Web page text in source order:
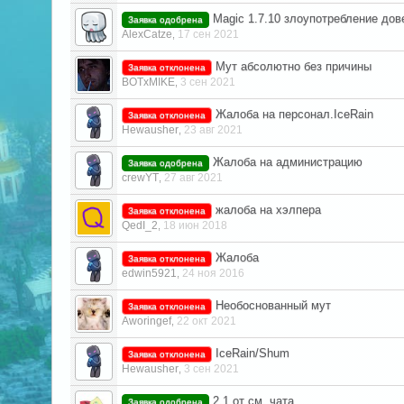
Заявка одобрена Magic 1.7.10 злоупотребление
AlexCatze 17 сен 2021
Заявка отклонена Мут абсолютно без причины
BOTxMIKE 3 сен 2021
Заявка отклонена Жалоба на персонал.IceRain
Hewausher 23 авг 2021
Заявка одобрена Жалоба на администрацию
crewYT 27 авг 2021
Заявка отклонена жалоба на хэлпера
QedI_2 18 июн 2018
Заявка отклонена Жалоба
edwin5921 24 ноя 2016
Заявка отклонена Необоснованный мут
Aworingef, 22 окт 2021
Заявка отклонена IceRain/Shum
Hewausher 3 сен 2021
Заявка одобрена 2.1 от см. чата